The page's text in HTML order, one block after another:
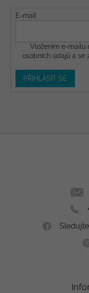
E-mail
Vložením e-mailu
osobních údajů a se
PŘIHLÁSIT SE